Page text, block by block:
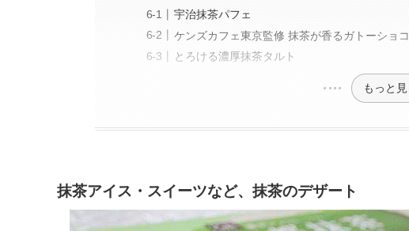
宇治抹茶パフェ
ケンズカフェ東京監修 抹茶が香るガトーショ
とろける濃厚抹茶タルト
もっと見
抹茶アイス・スイーツなど、抹茶のデザート